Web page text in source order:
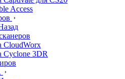
Access
CloudWorx
Cyclone 3DR